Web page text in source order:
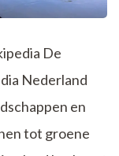
De
Nederland
en
tot groene